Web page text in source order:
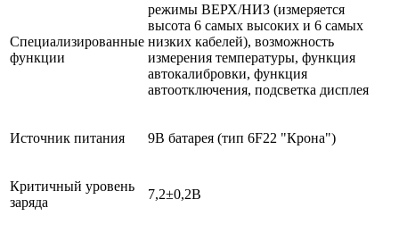
Специализированные
функции
режимы ВЕРХ/НИЗ (измеряется
высота 6 самых высоких и 6 самых
низких кабелей), возможность
измерения температуры, функция
автокалибровки, функция
автоотключения, подсветка дисплея
Источник питания 9В батарея (тип 6F22 "Крона")
Критичный уровень
заряда
7,2±0,2В